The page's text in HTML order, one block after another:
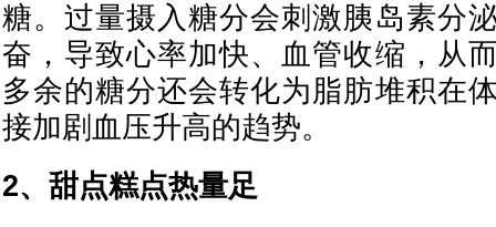
糖。过量摄入糖分会刺激胰岛素分
奋，导致心率加快、血管收缩，从
多余的糖分还会转化为脂肪堆积在
接加剧血压升高的趋势。
2、甜点糕点热量足